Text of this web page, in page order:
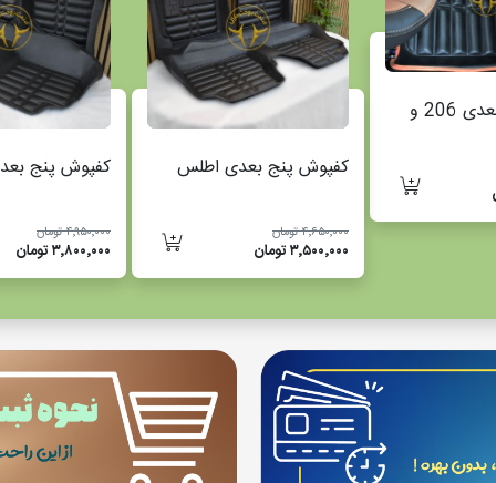
کفپوش پنج بعدی 206 و
کفپوش پنج بعدی اطلس
۴٬۶۵۰٬۰۰۰ تومان
۳٬۵۰۰٬۰۰۰ تومان
کفپوش پنج
۴٬۹۵۰٬۰۰۰ تومان
۳٬۸۰۰٬۰۰۰ تومان